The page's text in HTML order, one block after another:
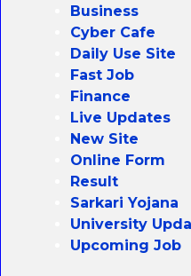
Business
Cyber Cafe
Daily Use Site
Fast Job
Finance
Live Updates
New Site
Online Form
Result
Sarkari Yojana
University
Upcoming Job